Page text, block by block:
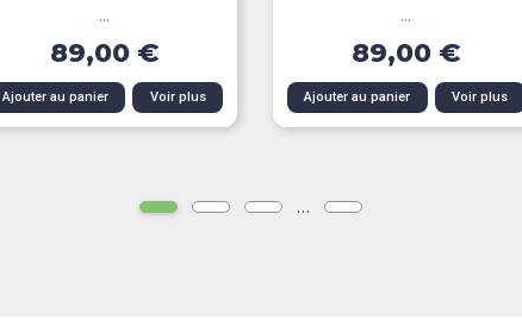
...
89,00 €
Ajouter au panier Voir plus
Aperçu rapide
...
89,00 €
Ajouter au panier Voir plus
Aperçu rapide
…